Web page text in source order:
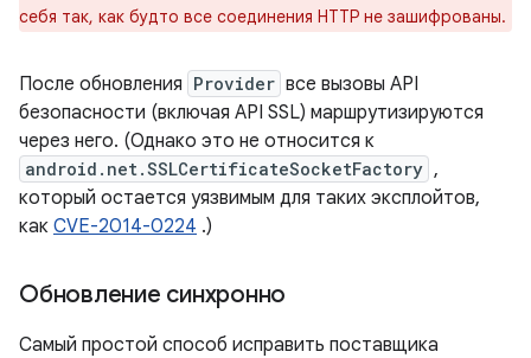
себя так, как будто все соединения HTTP не зашифрованы.
После обновления Provider все вызовы API
безопасности (включая API SSL) маршрутизируются
через него. (Однако это не относится к
android.net.SSLCertificateSocketFactory ,
который остается уязвимым для таких эксплойтов,
как CVE-2014-0224 .)
Обновление синхронно
Самый простой способ исправить поставщика